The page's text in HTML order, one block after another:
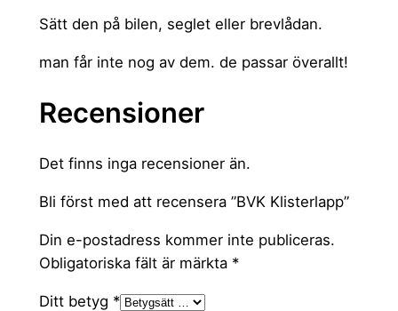
e
l
p
m
n
g
d
Sätt den på bilen, seglet eller brevlådan.
man får inte nog av dem. de passar överallt!
Recensioner
Det finns inga recensioner än.
Bli först med att recensera ”BVK Klisterlapp”
Din e-postadress kommer inte publiceras.
Obligatoriska fält är märkta *
Ditt betyg *